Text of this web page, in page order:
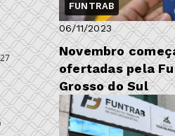
FUNTRAB
06/11/2023
Novembro
ofertadas pela
Grosso do Sul